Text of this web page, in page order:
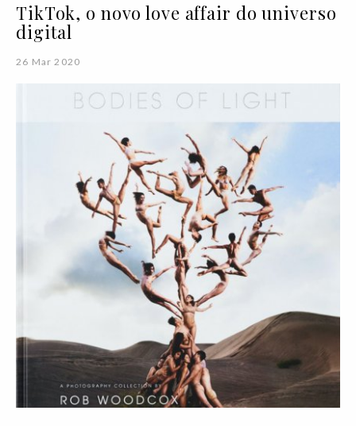
TikTok, o novo love affair do universo
digital
26 Mar 2020